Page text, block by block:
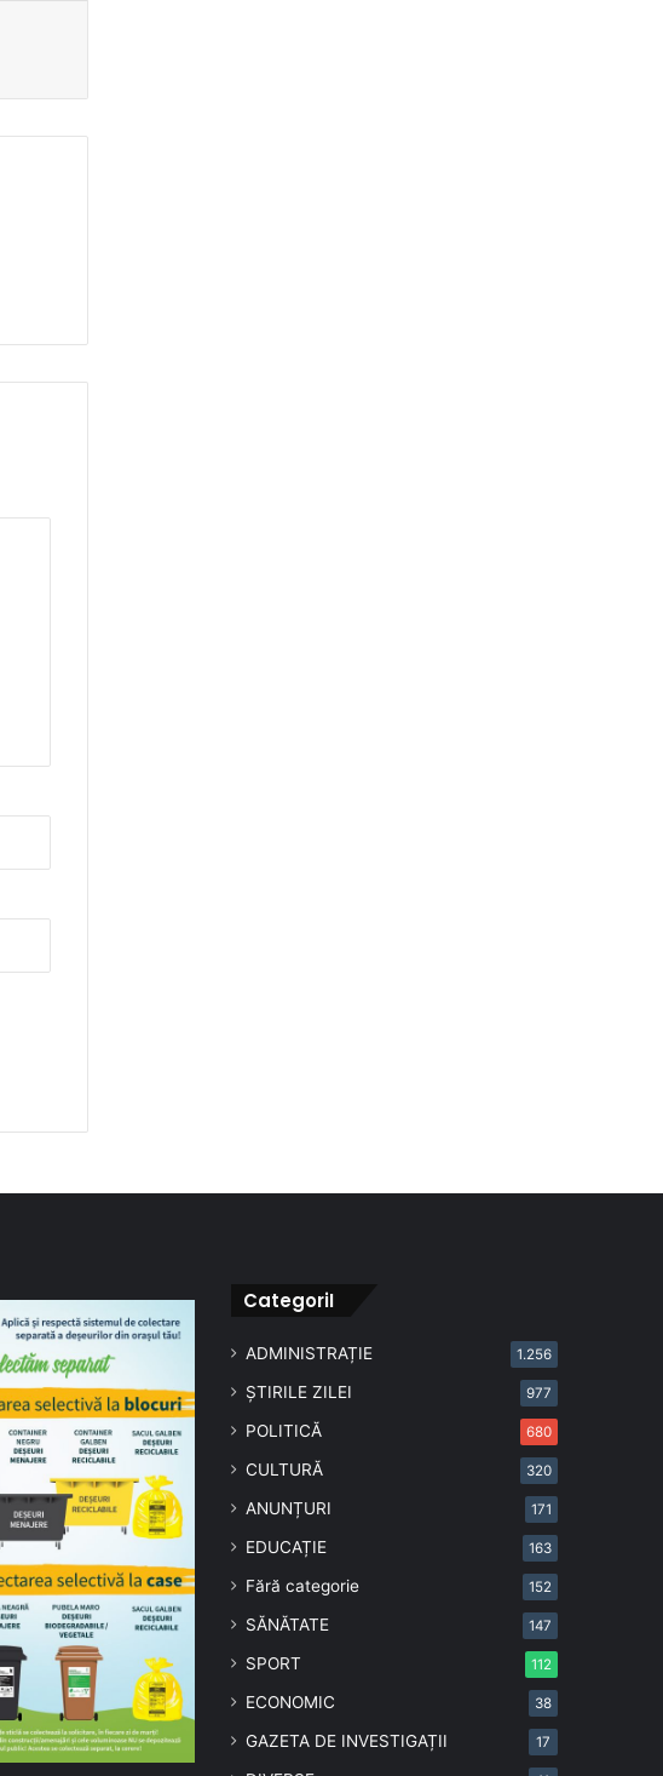
CategoriI
ADMINISTRAȚIE 1.256
ȘTIRILE ZILEI 977
POLITICĂ 680
CULTURĂ 320
ANUNȚURI 171
EDUCAȚIE 163
Fără categorie 152
SĂNĂTATE 147
SPORT 112
ECONOMIC 38
GAZETA DE INVESTIGAȚII 17